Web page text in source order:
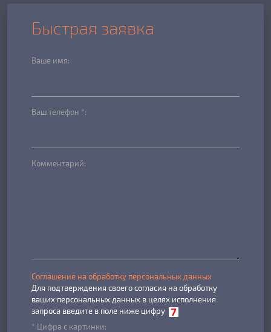
Быстрая заявка
Ваше имя:
Ваш телефон *:
Комментарий:
Соглашение на обработку персональных данных
Для подтверждения своего согласия на обработку
ваших персональных данных в целях исполнения
запроса введите в поле ниже цифру
* Цифра с картинки: